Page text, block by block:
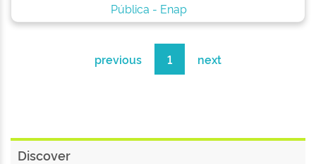
Pública - Enap
previous 1 next
Discover